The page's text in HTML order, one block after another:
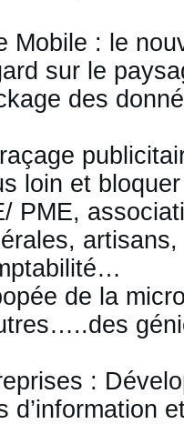
Mobile : le
sur le
des
loin et
PME,
de la
:
d’information